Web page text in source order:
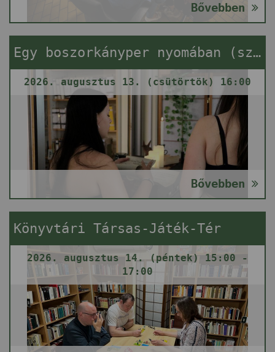
Bővebben
Egy boszorkányper nyomában (szabadulós játék)
2026. augusztus 13. (csütörtök) 16:00
Bővebben
Könyvtári Társas-Játék-Tér
2026. augusztus 14. (péntek) 15:00 -
17:00